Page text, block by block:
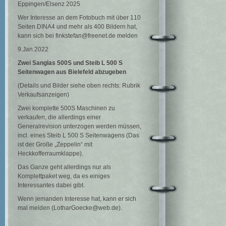
Eppingen/Elsenz 2025
Wer Interesse an dem Fotobuch mit über 110
Seiten DINA4 und mehr als 400 Bildern hat,
kann sich bei finkstefan@freenet.de melden
9.Jan.2022
Zwei Sanglas 500S und Steib L 500 S
Seitenwagen aus Bielefeld abzugeben
(Details und Bilder siehe oben rechts: Rubrik
Verkaufsanzeigen)
Zwei komplette 500S Maschinen zu
verkaufen, die allerdings einer
Generalrevision unterzogen werden müssen,
incl. eines Steib L 500 S Seitenwagens (Das
ist der Große „Zeppelin“ mit
Heckkofferraumklappe).
Das Ganze geht allerdings nur als
Komplettpaket weg, da es einiges
Interessantes dabei gibt.
Wenn jemanden Interesse hat, kann er sich
mal melden (LotharGoecke@web.de).